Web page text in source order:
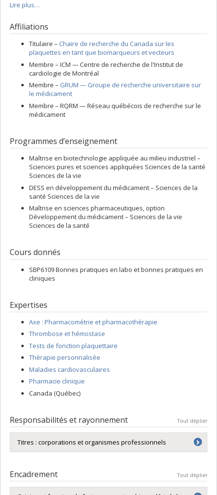
domaine de la fonction plaquettaire.
Dr Lordkipanidzé préside le comité scientifique sur la Physiologie
plaquettaire de l'International Society on Thrombosis and
Hemostasis, siège sur le comité éditorial des revues spécialisées
Platelets, Thrombosis Research et THOpen. Elle est régulièrement
invitée à présenter dans des congrès nationaux et internationaux,
et a publié plus d'une centaine articles, chapitres de livres et de
communications scientifiques.
Professeure adjointe (2013-2018), puis agrégée (2018 à ce jour) à la
faculté de pharmacie, Dr Lordkipanidzé accueuille des étudiants
au 1er cycle et aux cycles supérieurs dans son laboratoire, situé
au centre de recherche de l'Institut de cardiologie de Montréal.
Lire plus…
Affiliations
Titulaire – Chaire de recherche du Canada sur les
plaquettes en tant que biomarqueurs et vecteurs
Membre – ICM — Centre de recherche de l'Institut de
cardiologie de Montréal
Membre – GRUM — Groupe de recherche universitaire sur
le médicament
Membre – RQRM — Réseau québécois de recherche sur le
médicament
Programmes d’enseignement
Maîtrise en biotechnologie appliquée au milieu industriel –
Sciences pures et sciences appliquées Sciences de la santé
Sciences de la vie
DESS en développement du médicament – Sciences de la
santé Sciences de la vie
Maîtrise en sciences pharmaceutiques, option
Développement du médicament – Sciences de la vie
Sciences de la santé
Cours donnés
SBP6109 Bonnes pratiques en labo et bonnes pratiques en
cliniques
Expertises
Axe : Pharmacométrie et pharmacothérapie
Thrombose et hémostase
Tests de fonction plaquettaire
Thérapie personnalisée
Maladies cardiovasculaires
Pharmacie clinique
Canada (Québec)
Responsabilités et rayonnement Tout déplier
Titres : corporations et organismes professionnels
plaquettaire de la société internationale de thrombose
et hémostase (International Society on Thrombosis and
Haemostasis)
Encadrement Tout déplier